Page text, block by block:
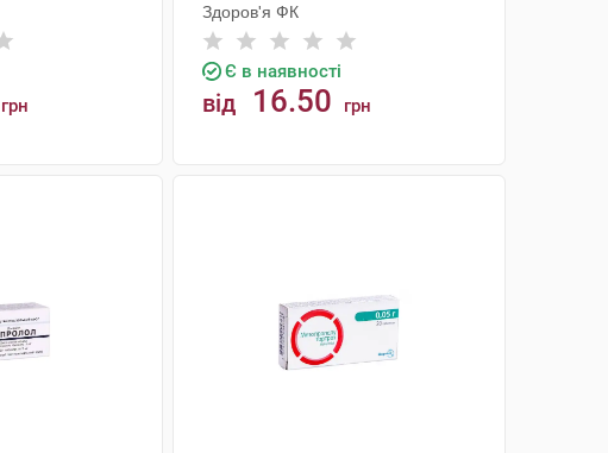
грн
Здоров'я ФК
Є в наявності
від 16.50 грн